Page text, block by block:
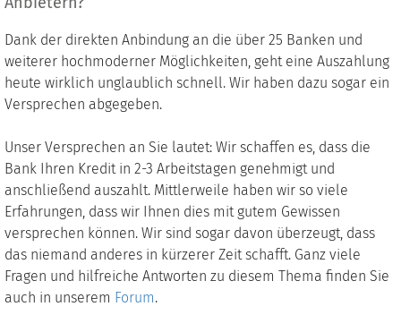
Dank der direkten Anbindung an die über 25 Banken und
weiterer hochmoderner Möglichkeiten, geht eine Auszahlung
heute wirklich unglaublich schnell. Wir haben dazu sogar ein
Versprechen abgegeben.
Unser Versprechen an Sie lautet: Wir schaffen es, dass die
Bank Ihren Kredit in 2-3 Arbeitstagen genehmigt und
anschließend auszahlt. Mittlerweile haben wir so viele
Erfahrungen, dass wir Ihnen dies mit gutem Gewissen
versprechen können. Wir sind sogar davon überzeugt, dass
das niemand anderes in kürzerer Zeit schafft. Ganz viele
Fragen und hilfreiche Antworten zu diesem Thema finden Sie
auch in unserem Forum.